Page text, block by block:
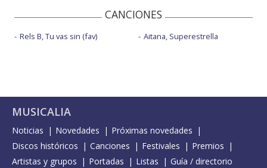
CANCIONES
Rels B, Tu vas sin (fav) Aitana, Superestrella
MUSICALIA
Noticias Novedades
Próximas novedades
Discos históricos
Canciones Festivales
Premios
Artistas y grupos
Portadas Listas Guía / directorio